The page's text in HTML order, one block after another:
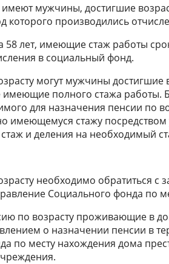
мужчины, достигшие
которого производились
лет, имеющие стаж работы
в социальный фонд.
могут мужчины достигшие
имеющие полного стажа работы.
для назначения пенсии по
имеющемуся стажу
и деления на необходимый
необходимо обратиться с
Социального фонда по
по возрасту проживающие в
о назначении пенсии в
по месту нахождения дома